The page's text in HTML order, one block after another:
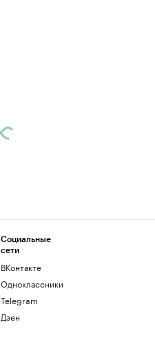
Социальные
сети
ВКонтакте
Одноклассники
Telegram
Дзен